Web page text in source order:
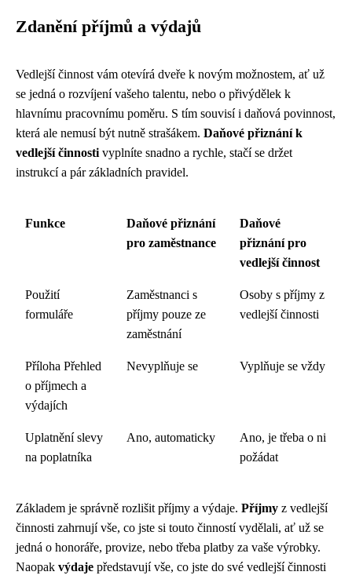
Zdanění příjmů a výdajů
Vedlejší činnost vám otevírá dveře k novým možnostem, ať už
se jedná o rozvíjení vašeho talentu, nebo o přivýdělek k
hlavnímu pracovnímu poměru. S tím souvisí i daňová povinnost,
která ale nemusí být nutně strašákem. Daňové přiznání k
vedlejší činnosti vyplníte snadno a rychle, stačí se držet
instrukcí a pár základních pravidel.
Funkce
Daňové přiznání
pro zaměstnance
Daňové
přiznání pro
vedlejší činnost
Použití
formuláře
Zaměstnanci s
příjmy pouze ze
zaměstnání
Osoby s příjmy z
vedlejší činnosti
Příloha Přehled
o příjmech a
výdajích
Nevyplňuje se Vyplňuje se vždy
Uplatnění slevy
na poplatníka
Ano, automaticky
Ano, je třeba o ni
požádat
Základem je správně rozlišit příjmy a výdaje. Příjmy z vedlejší
činnosti zahrnují vše, co jste si touto činností vydělali, ať už se
jedná o honoráře, provize, nebo třeba platby za vaše výrobky.
Naopak výdaje představují vše, co jste do své vedlejší činnosti